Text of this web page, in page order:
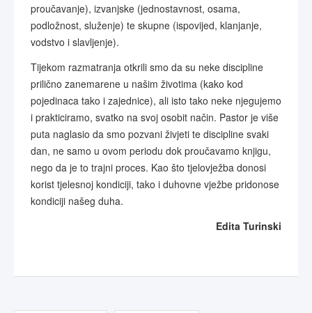
proučavanje), izvanjske (jednostavnost, osama,
podložnost, služenje) te skupne (ispovijed, klanjanje,
vodstvo i slavljenje).
Tijekom razmatranja otkrili smo da su neke discipline
prilično zanemarene u našim životima (kako kod
pojedinaca tako i zajednice), ali isto tako neke njegujemo
i prakticiramo, svatko na svoj osobit način. Pastor je više
puta naglasio da smo pozvani živjeti te discipline svaki
dan, ne samo u ovom periodu dok proučavamo knjigu,
nego da je to trajni proces. Kao što tjelovježba donosi
korist tjelesnoj kondiciji, tako i duhovne vježbe pridonose
kondiciji našeg duha.
Edita Turinski